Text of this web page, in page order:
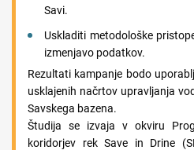
Savi.
Uskladiti metodološke
izmenjavo podatkov.
Rezultati kampanje bodo
usklajenih načrtov upravljanja
Savskega bazena.
Študija se izvaja v okviru
koridorjev rek Save in Drine